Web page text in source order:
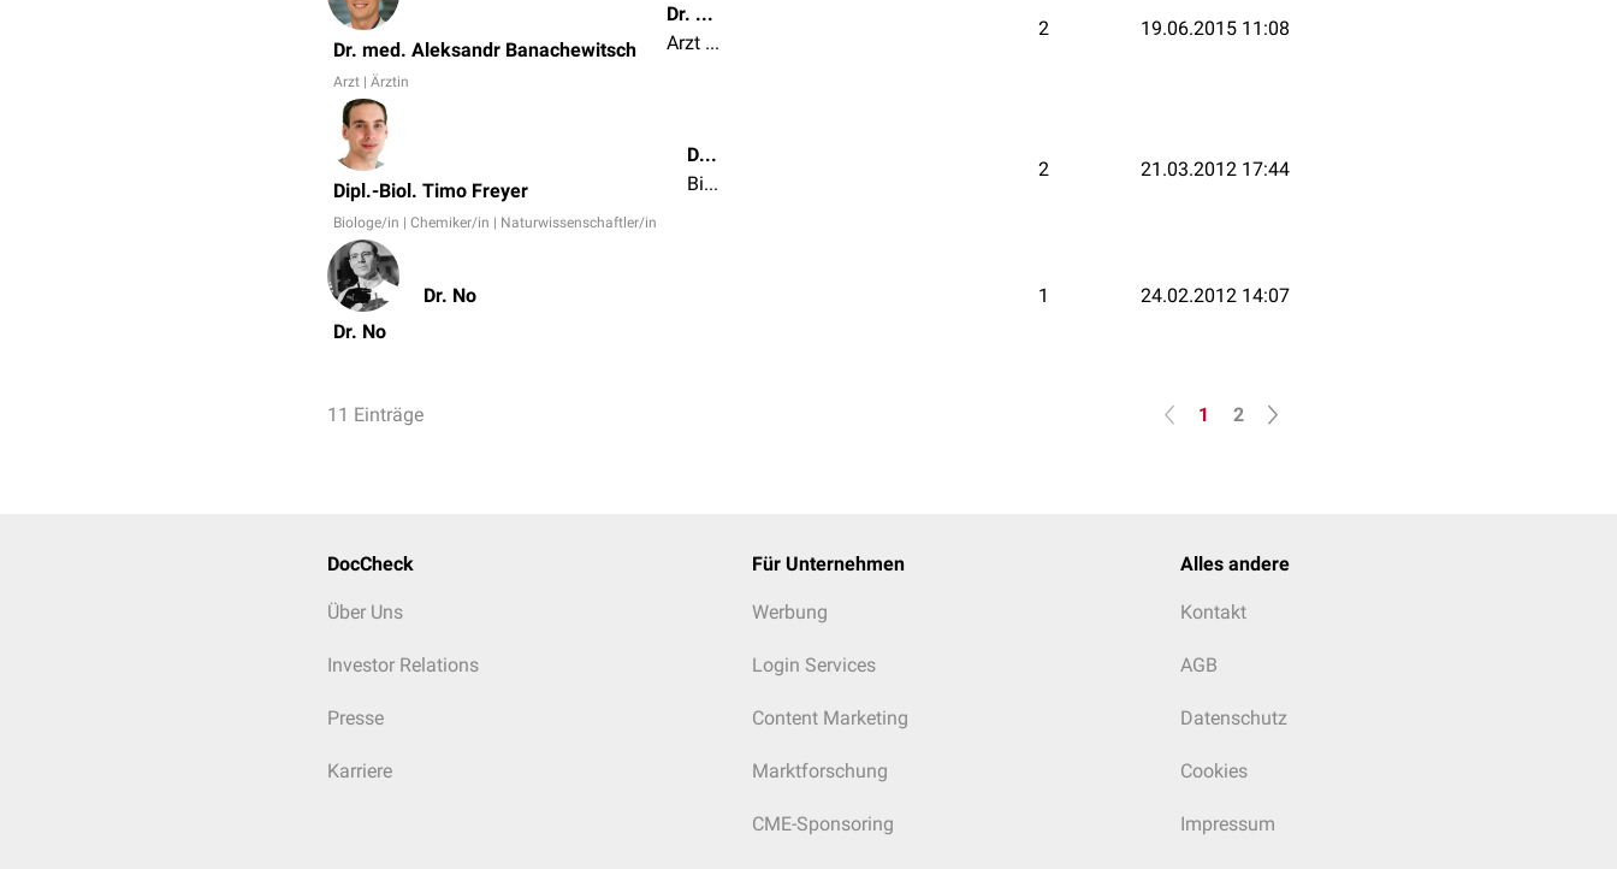
Dr. med. Aleksandr Banachewitsch
Arzt | Ärztin
Dr. med. Aleksandr Banachewitsch
Arzt | Ärztin
2 19.06.2015 11:08
Dipl.-Biol. Timo Freyer
Biologe/in | Chemiker/in | Naturwissenschaftler/in
Dipl.-Biol. Timo Freyer
Biologe/in | Chemiker/in | Naturwissenschaftler/in
2 21.03.2012 17:44
Dr. No
Dr. No 1 24.02.2012 14:07
1 2
11 Einträge
DocCheck
Über Uns
Investor Relations
Presse
Karriere
Für Unternehmen
Werbung
Login Services
Content Marketing
Marktforschung
CME-Sponsoring
Alles andere
Kontakt
AGB
Datenschutz
Cookies
Impressum